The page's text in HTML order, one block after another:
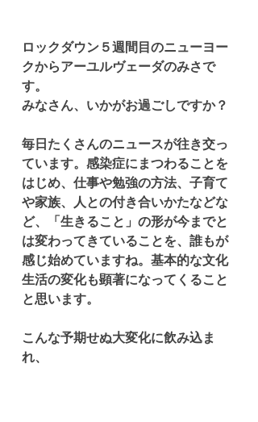
ロックダウン５週間目のニューヨー
クからアーユルヴェーダのみさで
す。
みなさん、いかがお過ごしですか？
毎日たくさんのニュースが往き交っ
ています。感染症にまつわることを
はじめ、仕事や勉強の方法、子育て
や家族、人との付き合いかたなどな
ど、「生きること」の形が今までと
は変わってきていることを、誰もが
感じ始めていますね。基本的な文化
生活の変化も顕著になってくること
と思います。
こんな予期せぬ大変化に飲み込ま
れ、